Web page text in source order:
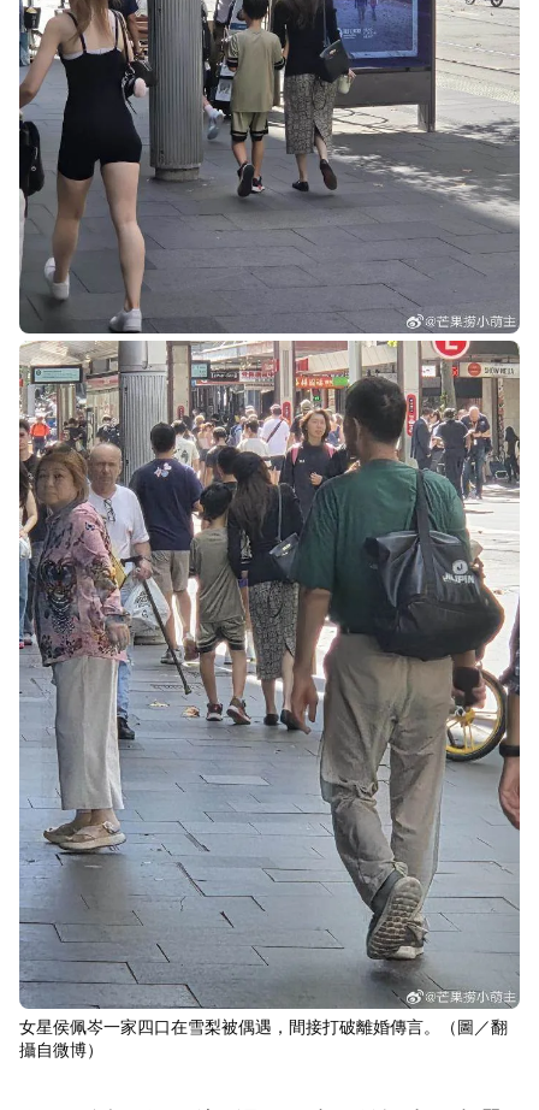
女星侯佩岑一家四口在雪梨被偶遇，間接打破離婚傳言。（圖／翻
攝自微博）